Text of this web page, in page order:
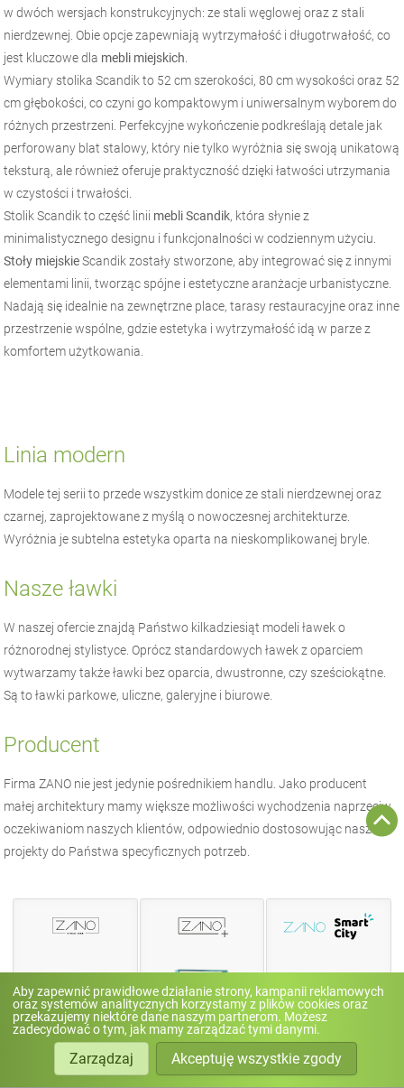
w dwóch wersjach konstrukcyjnych: ze stali węglowej oraz z stali
nierdzewnej. Obie opcje zapewniają wytrzymałość i długotrwałość, co
jest kluczowe dla mebli miejskich.
Wymiary stolika Scandik to 52 cm szerokości, 80 cm wysokości oraz 52
cm głębokości, co czyni go kompaktowym i uniwersalnym wyborem do
różnych przestrzeni. Perfekcyjne wykończenie podkreślają detale jak
perforowany blat stalowy, który nie tylko wyróżnia się swoją unikatową
teksturą, ale również oferuje praktyczność dzięki łatwości utrzymania
w czystości i trwałości.
Stolik Scandik to część linii mebli Scandik, która słynie z
minimalistycznego designu i funkcjonalności w codziennym użyciu.
Stoły miejskieScandik zostały stworzone, aby integrować się z innymi
elementami linii, tworząc spójne i estetyczne aranżacje urbanistyczne.
Nadają się idealnie na zewnętrzne place, tarasy restauracyjne oraz inne
przestrzenie wspólne, gdzie estetyka i wytrzymałość idą w parze z
komfortem użytkowania.
Linia modern
Modele tej serii to przede wszystkim donice ze stali nierdzewnej oraz
czarnej, zaprojektowane z myślą o nowoczesnej architekturze.
Wyróżnia je subtelna estetyka oparta na nieskomplikowanej bryle.
Nasze ławki
W naszej ofercie znajdą Państwo kilkadziesiąt modeli ławek o
różnorodnej stylistyce. Oprócz standardowych ławek z oparciem
wytwarzamy także ławki bez oparcia, dwustronne, czy sześciokątne.
Są to ławki parkowe, uliczne, galeryjne i biurowe.
Producent
FirmaZANO nie jest jedynie pośrednikiem handlu. Jako producent
małej architektury mamy większe możliwości wychodzenia naprzeciw
oczekiwaniom naszych klientów, odpowiednio dostosowując nasze
projekty do Państwa specyficznych potrzeb.
Meble miejskie
Projekty
indywidualne
Meble solarne
Aby zapewnić prawidłowe działanie strony, kampanii reklamowych
oraz systemów analitycznych korzystamy z plików cookies oraz
przekazujemy niektóre dane naszym partnerom. Możesz
zadecydować o tym, jak mamy zarządzać tymi danymi.
Zarządzaj Akceptuję wszystkie zgody